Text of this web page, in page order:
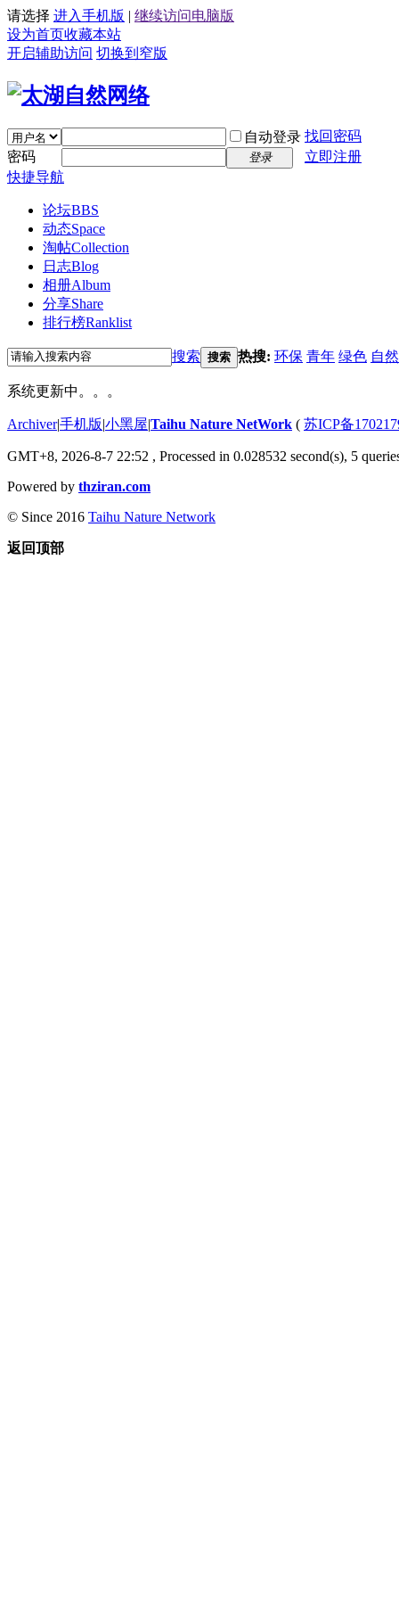
请选择 进入手机版 | 继续访问电脑版
设为首页收藏本站
开启辅助访问 切换到窄版
自动登录 找回密码
密码
登录
立即注册
快捷导航
论坛BBS
动态Space
淘帖Collection
日志Blog
相册Album
分享Share
排行榜Ranklist
搜索 搜索 热搜: 环保 青年 绿色 自
系统更新中。。。
Archiver|手机版|小黑屋|Taihu Nature NetWork ( 苏ICP备
GMT+8, 2026-8-7 22:52 , Processed in 0.028532 second(s), 5
Powered by thziran.com
© Since 2016 Taihu Nature Network
返回顶部